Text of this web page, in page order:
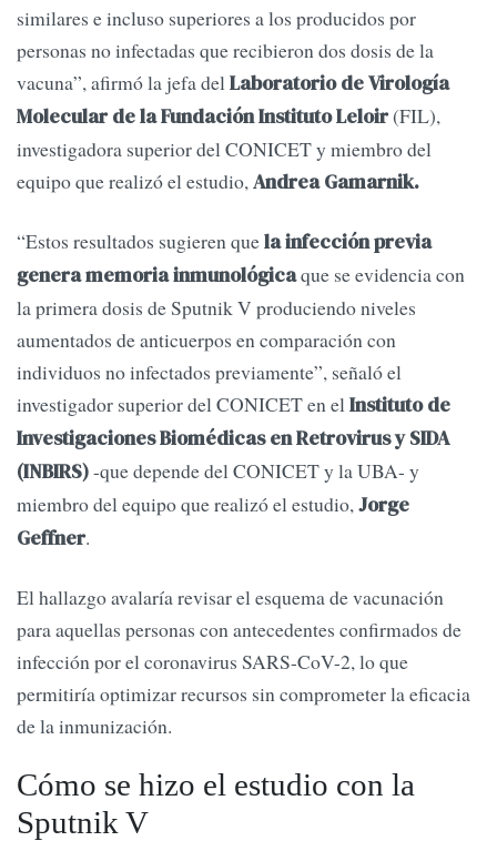
similares e incluso superiores a los producidos por
personas no infectadas que recibieron dos dosis de la
vacuna”, afirmó la jefa delLaboratorio de Virología
Molecular de la Fundación Instituto Leloir(FIL),
investigadora superior del CONICET y miembro del
equipo que realizó el estudio,Andrea Gamarnik.
“Estos resultados sugieren quela infección previa
genera memoria inmunológicaque se evidencia con
la primera dosis de Sputnik V produciendo niveles
aumentados de anticuerpos en comparación con
individuos no infectados previamente”, señaló el
investigador superior del CONICET en elInstituto de
Investigaciones Biomédicas en Retrovirus y SIDA
(INBIRS)-que depende del CONICET y la UBA- y
miembro del equipo que realizó el estudio,Jorge
Geffner.
El hallazgo avalaría revisar el esquema de vacunación
para aquellas personas con antecedentes confirmados de
infección por el coronavirus SARS-CoV-2, lo que
permitiría optimizar recursos sin comprometer la eficacia
de la inmunización.
Cómo se hizo el estudio con la
Sputnik V